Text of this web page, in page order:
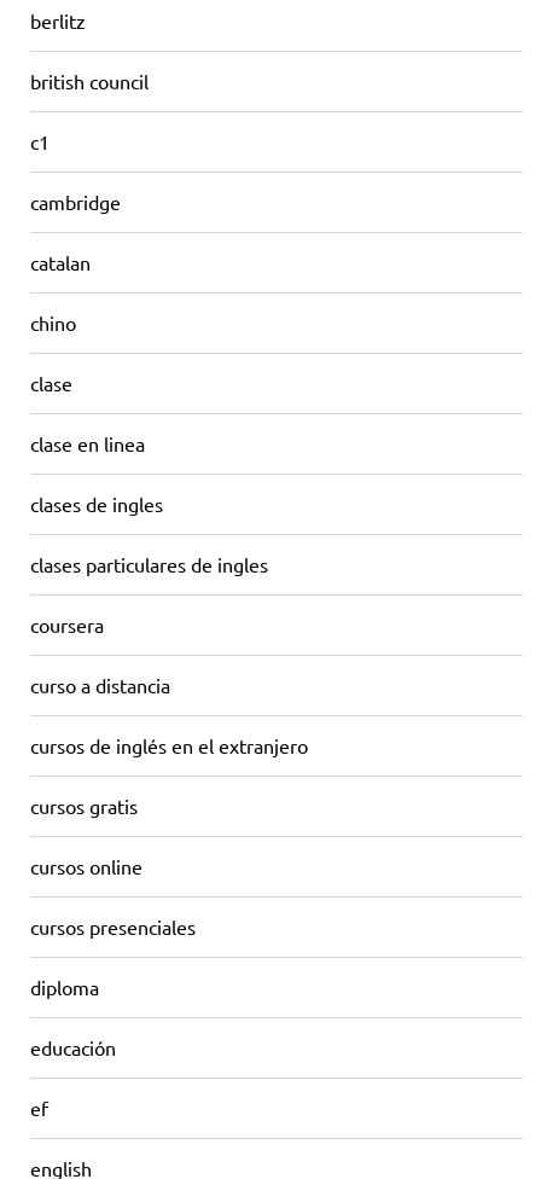
berlitz
british council
c1
cambridge
catalan
chino
clase
clase en linea
clases de ingles
clases particulares de ingles
coursera
curso a distancia
cursos de inglés en el extranjero
cursos gratis
cursos online
cursos presenciales
diploma
educación
ef
english